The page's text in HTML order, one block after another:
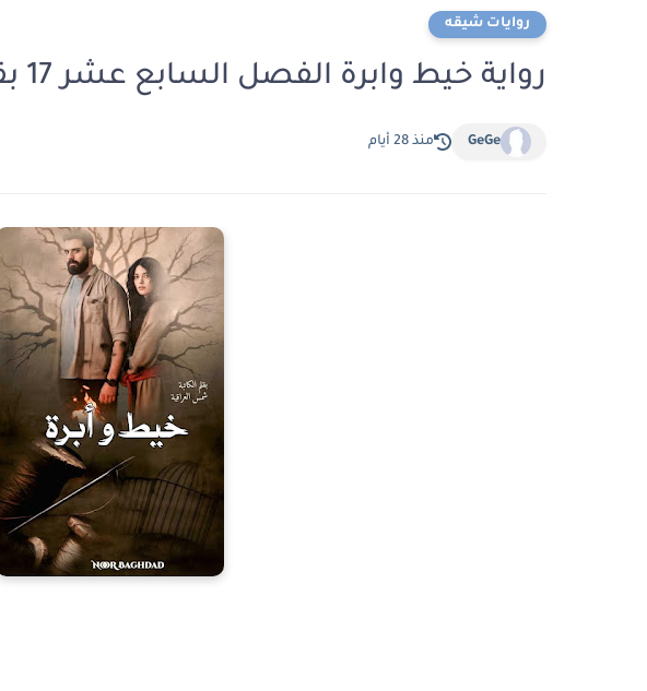
روايات شيقه
رواية خيط وابرة الفصل السابع عشر 17 بقلم شمس العراقية
GeGe منذ 28 أيام